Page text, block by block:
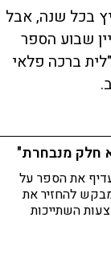
בכל שנה, אבל
שבוע הספר
ברכה פלאי
חלק מנבחרת"
את הספר על
להחזיר את
השתייכות
מהנות ומפגשים